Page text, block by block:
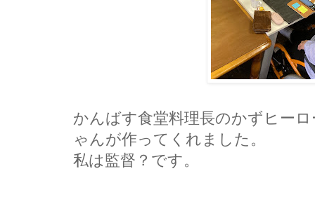
かんばす食堂料理長のかずヒー
ゃんが作ってくれました。
私は監督？です。